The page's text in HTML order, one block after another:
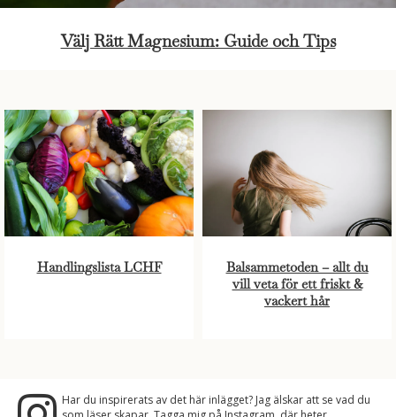
Välj Rätt Magnesium: Guide och Tips
Handlingslista LCHF
Balsammetoden – allt du
vill veta för ett friskt &
vackert hår
Har du inspirerats av det här inlägget? Jag älskar att se vad du